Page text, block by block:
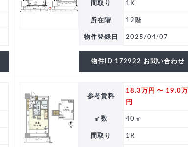
間取り 1K
所在階 12階
物件登録日 2025/04/07
物件ID 172922 お問い合わせ
参考賃料
18.3万円 〜 19.0万
円
㎡数 40㎡
間取り 1R